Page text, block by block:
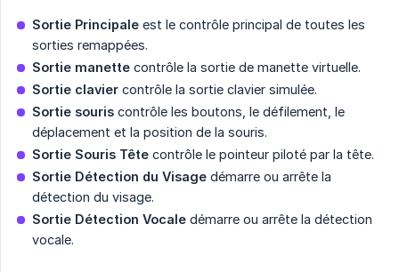
Sortie Principale est le contrôle principal de toutes les
sorties remappées.
Sortie manette contrôle la sortie de manette virtuelle.
Sortie clavier contrôle la sortie clavier simulée.
Sortie souris contrôle les boutons, le défilement, le
déplacement et la position de la souris.
Sortie Souris Tête contrôle le pointeur piloté par la tête.
Sortie Détection du Visage démarre ou arrête la
détection du visage.
Sortie Détection Vocale démarre ou arrête la détection
vocale.